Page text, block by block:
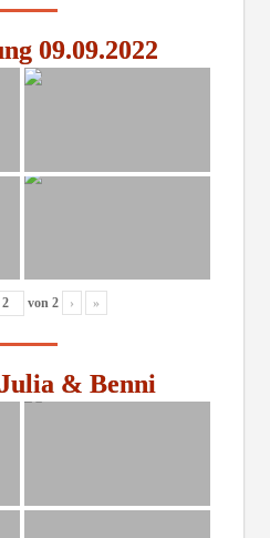
09.09.2022
von 2 › »
& Benni